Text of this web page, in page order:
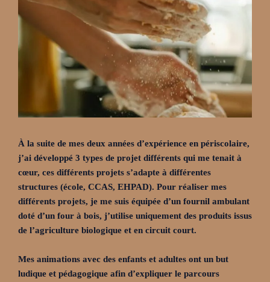
À la suite de mes deux années d’expérience en périscolaire,
j’ai développé 3 types de projet différents qui me tenait à
cœur, ces différents projets s’adapte à différentes
structures (école, CCAS, EHPAD). Pour réaliser mes
différents projets, je me suis équipée d’un fournil ambulant
doté d’un four à bois, j’utilise uniquement des produits issus
de l’agriculture biologique et en circuit court.
Mes animations avec des enfants et adultes ont un but
ludique et pédagogique afin d’expliquer le parcours